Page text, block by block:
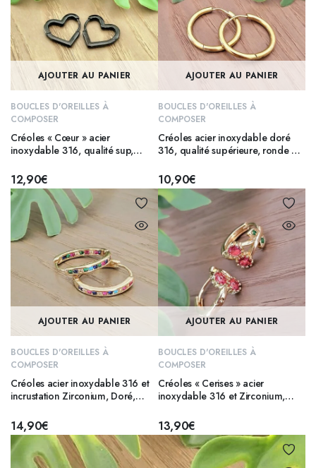
AJOUTER AU PANIER
BOUCLES D'OREILLES À
COMPOSER
Créoles « Cœur » acier
inoxydable 316, qualité sup,
12,90€
AJOUTER AU PANIER
BOUCLES D'OREILLES À
COMPOSER
Créoles acier inoxydable doré
316, qualité supérieure, ronde 25
10,90€
AJOUTER AU PANIER
BOUCLES D'OREILLES À
COMPOSER
Créoles acier inoxydable 316 et
incrustation Zirconium, Doré,
14,90€
AJOUTER AU PANIER
BOUCLES D'OREILLES À
COMPOSER
Créoles « Cerises » acier
inoxydable 316 et Zirconium,
13,90€